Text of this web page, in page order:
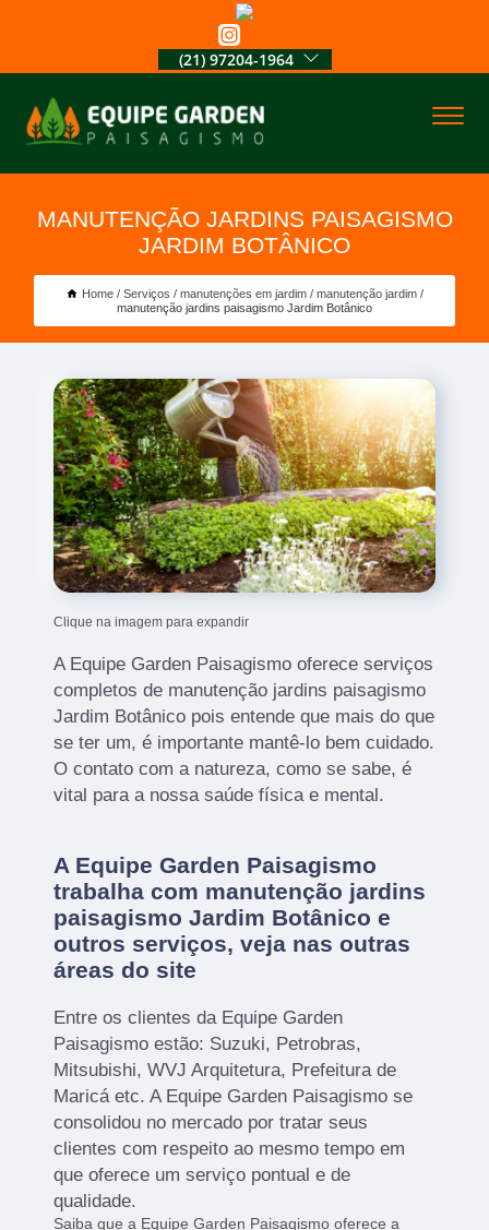
(21) 97204-1964
MANUTENÇÃO JARDINS PAISAGISMO
JARDIM BOTÂNICO
Home Serviços manutenções em jardim
manutenção jardim
manutenção jardins paisagismo Jardim Botânico
Clique na imagem para expandir
A Equipe Garden Paisagismo oferece serviços
completos de manutenção jardins paisagismo
Jardim Botânico pois entende que mais do que
se ter um, é importante mantê-lo bem cuidado.
O contato com a natureza, como se sabe, é
vital para a nossa saúde física e mental.
A Equipe Garden Paisagismo
trabalha com manutenção jardins
paisagismo Jardim Botânico e
outros serviços, veja nas outras
áreas do site
Entre os clientes da Equipe Garden
Paisagismo estão: Suzuki, Petrobras,
Mitsubishi, WVJ Arquitetura, Prefeitura de
Maricá etc. A Equipe Garden Paisagismo se
consolidou no mercado por tratar seus
clientes com respeito ao mesmo tempo em
que oferece um serviço pontual e de
qualidade.
Saiba que a Equipe Garden Paisagismo oferece a